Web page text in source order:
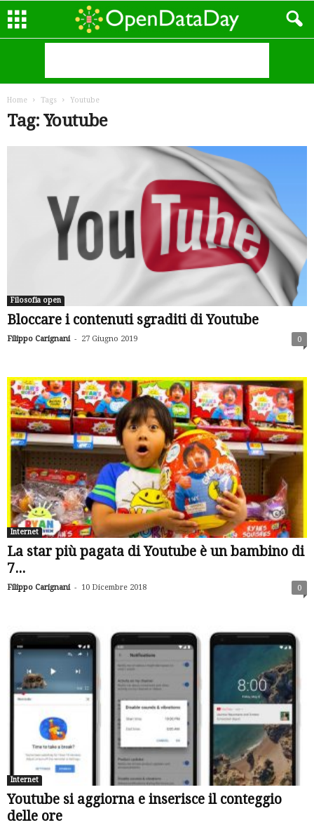
Home Tags Youtube
Tag: Youtube
Filosofia open
Bloccare i contenuti sgraditi di Youtube
Filippo Carignani - 27 Giugno 2019 0
Internet
La star più pagata di Youtube è un bambino di
7...
Filippo Carignani - 10 Dicembre 2018 0
Internet
Youtube si aggiorna e inserisce il conteggio
delle ore